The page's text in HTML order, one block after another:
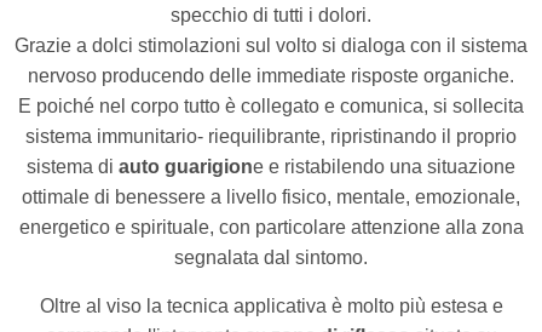
specchio di tutti i dolori.
Grazie a dolci stimolazioni sul volto si dialoga con il sistema
nervoso producendo delle immediate risposte organiche.
E poiché nel corpo tutto è collegato e comunica, si sollecita
sistema immunitario- riequilibrante, ripristinando il proprio
sistema di auto guarigione e ristabilendo una situazione
ottimale di benessere a livello fisico, mentale, emozionale,
energetico e spirituale, con particolare attenzione alla zona
segnalata dal sintomo.
Oltre al viso la tecnica applicativa è molto più estesa e